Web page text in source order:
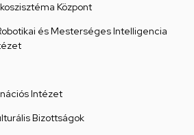
Központ
és Mesterséges Intelligencia
Intézet
Bizottságok